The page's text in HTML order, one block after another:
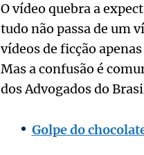
O vídeo quebra a
tudo não passa de um
vídeos de ficção
Mas a confusão é
dos Advogados do
Golpe do